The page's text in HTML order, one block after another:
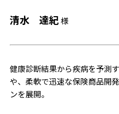
清水 達紀様
健康診断結果から疾病を予測す
や、柔軟で迅速な保険商品開
ンを展開。